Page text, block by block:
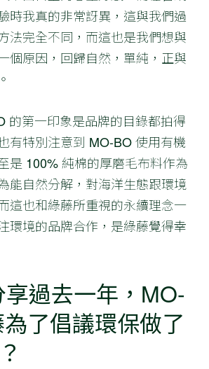
時我真的非常訝異，這與我們過
法完全不同，而這也是我們想與
個原因，回歸自然，單純，正與
的第一印象是品牌的目錄都拍得
有特別注意到 MO-BO 使用有機
是 100% 純棉的厚磨毛布料作為
能自然分解，對海洋生態跟環境
這也和綠藤所重視的永續理念一
環境的品牌合作，是綠藤覺得幸
過去一年，MO-
了倡議環保做了